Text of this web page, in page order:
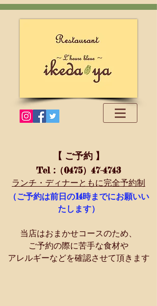
【 ご予約 】
Tel :（0475）47-4743
ランチ・ディナーともに完全予約制
（ご予約は前日の14時までにお願いい
たします）
当店はおまかせコースのため、
ご予約の際に苦手な食材や
​アレルギーなどを確認させて頂きます